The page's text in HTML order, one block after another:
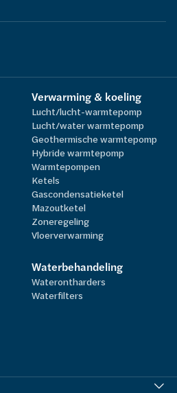
Verwarming & koeling
Lucht/lucht-warmtepomp
Lucht/water warmtepomp
Geothermische warmtepomp
Hybride warmtepomp
Warmtepompen
Ketels
Gascondensatieketel
Mazoutketel
Zoneregeling
Vloerverwarming
Waterbehandeling
Waterontharders
Waterfilters